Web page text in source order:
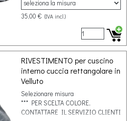
35,00 € (IVA incl.)
RIVESTIMENTO per cuscino
interno cuccia rettangolare in
Velluto
Selezionare misura
*** PER SCELTA COLORE,
CONTATTARE IL SERVIZIO CLIENTI